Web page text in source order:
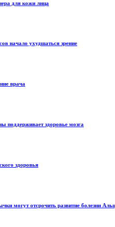
для кожи лица
начало ухудшаться зрение
врача
поддерживает здоровье мозга
здоровья
могут отсрочить развитие болезни